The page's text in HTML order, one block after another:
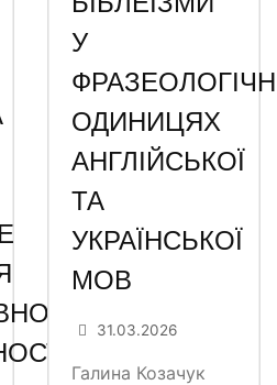
У
ОДИНИЦЯХ
АНГЛІЙСЬКОЇ
ТА
УКРАЇНСЬКОЇ
МОВ
31.03.2026
Галина Козачук